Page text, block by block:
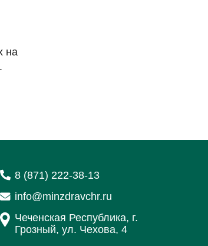
на
8 (871) 222-38-13
info@minzdravchr.ru
Чеченская Республика, г.
Грозный, ул. Чехова, 4